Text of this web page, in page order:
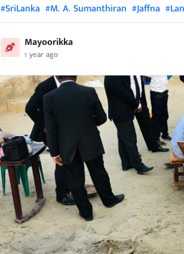
#SriLanka #M. A. Sumanthiran #Jaffna
Mayoorikka
1 year ago